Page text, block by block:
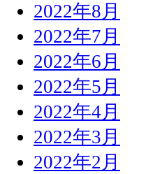
2022年8月
2022年7月
2022年6月
2022年5月
2022年4月
2022年3月
2022年2月